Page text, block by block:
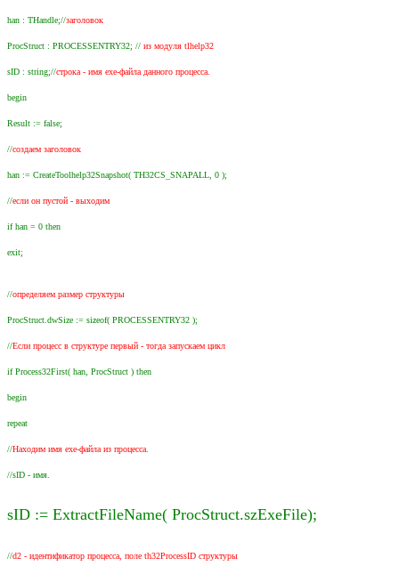
han : THandle;//заголовок
ProcStruct : PROCESSENTRY32; // из модуля tlhelp32
sID : string;//строка - имя exe-файла данного процесса.
begin
Result := false;
//создаем заголовок
han := CreateToolhelp32Snapshot( TH32CS_SNAPALL, 0 );
//если он пустой - выходим
if han = 0 then
exit;
//определяем размер структуры
ProcStruct.dwSize := sizeof( PROCESSENTRY32 );
//Если процесс в структуре первый - тогда запускаем цикл
if Process32First( han, ProcStruct ) then
begin
repeat
//Находим имя exe-файла из процесса.
//sID - имя.
sID := ExtractFileName( ProcStruct.szExeFile);
//d2 - идентификатор процесса, поле th32ProcessID структуры